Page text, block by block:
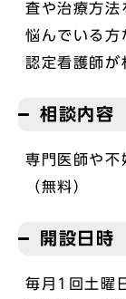
査や治療方法
悩んでいる方
認定看護師が
相談内容
専門医師や不
（無料）
開設日時
毎月1回土